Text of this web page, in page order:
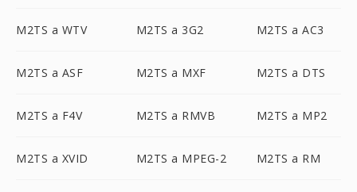
M2TS a WTV M2TS a 3G2 M2TS a AC3
M2TS a ASF M2TS a MXF M2TS a DTS
M2TS a F4V M2TS a RMVB M2TS a MP2
M2TS a XVID M2TS a MPEG-2 M2TS a RM